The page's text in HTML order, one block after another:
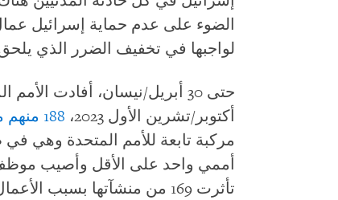
الضوء على عدم حماية إسرائيل عمال
لواجبها في تخفيف الضرر الذي
حتى 30 أبريل/نيسان، أفادت الأمم المتحدة أن
أكتوبر/تشرين الأول 2023،
188 منهم من موظفي الأونروا
مركبة تابعة للأمم المتحدة
أممي واحد على الأقل وأصيب